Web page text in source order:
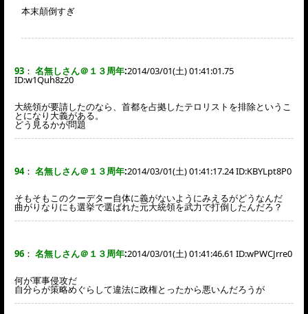
本末顛倒すぎ
93 ： 名無しさん＠１３周年:2014/03/01(土) 01:41:01.75
ID:w1Quh8z20
大統領が要請したのなら、首都を占拠したテロリストを排除というこ
とになり大義がある。
どう見るかが問題
94： 名無しさん＠１３周年:2014/03/01(土) 01:41:17.24 ID:KBYLpt8P0
そもそもこのクーデター自体に義がないようにみえるがどうなんだ
曲がりなりにも選挙で選ばれた元大統領を武力で打倒したんだろ？
96 ： 名無しさん＠１３周年:2014/03/01(土) 01:41:46.61 ID:wPWCJrre0
何が軍事侵攻だ
自分らが策略めぐらして違法に政権とったから悪いんだろうが